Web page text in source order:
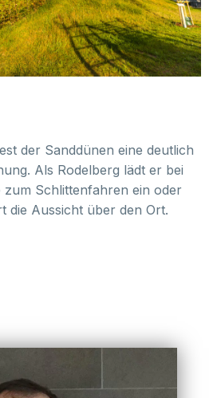
der Sanddünen eine deutlich
Als Rodelberg lädt er bei
zum Schlittenfahren ein oder
die Aussicht über den Ort.